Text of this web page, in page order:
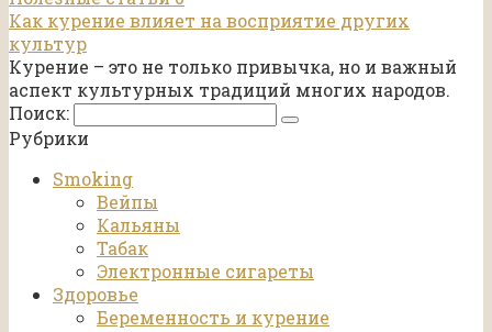
Как курение влияет на восприятие других
культур
Курение – это не только привычка, но и важный
аспект культурных традиций многих народов.
Поиск:
Рубрики
Smoking
Вейпы
Кальяны
Табак
Электронные сигареты
Здоровье
Беременность и курение